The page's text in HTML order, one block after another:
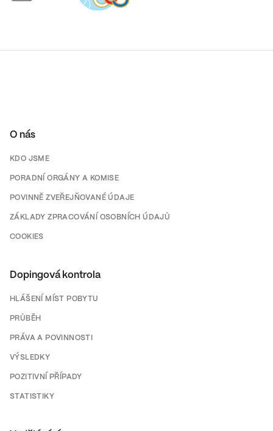
O nás
KDO JSME
PORADNÍ ORGÁNY A KOMISE
POVINNĚ ZVEŘEJŇOVANÉ ÚDAJE
ZÁKLADY ZPRACOVÁNÍ OSOBNÍCH ÚDAJŮ
COOKIES
Dopingová kontrola
HLÁŠENÍ MÍST POBYTU
PRŮBĚH
PRÁVA A POVINNOSTI
VÝSLEDKY
POZITIVNÍ PŘÍPADY
STATISTIKY